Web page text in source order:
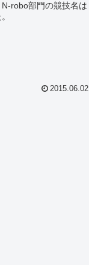
robo部門の競技名は
2015.06.02